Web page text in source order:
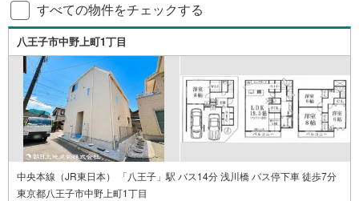
すべての物件をチェックする
八王子市中野上町1丁目
中央本線（JR東日本） 「八王子」駅 バス14分 浅川橋 バス停下車 徒歩7分
東京都八王子市中野上町1丁目